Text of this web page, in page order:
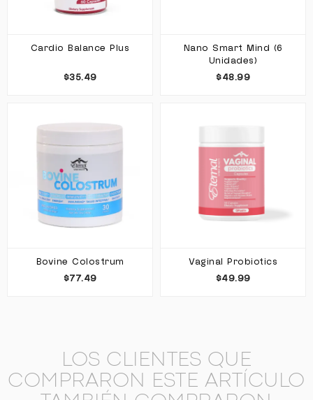
Cardio Balance Plus
$35.49
Nano Smart Mind (6
Unidades)
$48.99
Bovine Colostrum
$77.49
Vaginal Probiotics
$49.99
LOS CLIENTES QUE
COMPRARON ESTE ARTÍCULO